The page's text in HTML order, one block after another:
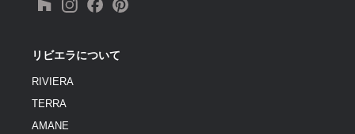
リビエラについて
RIVIERA
TERRA
AMANE